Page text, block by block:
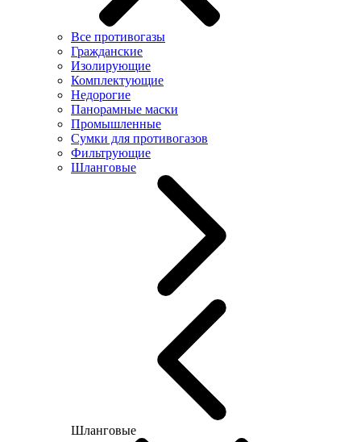
Все противогазы
Гражданские
Изолирующие
Комплектующие
Недорогие
Панорамные маски
Промышленные
Сумки для противогазов
Фильтрующие
Шланговые
Шланговые